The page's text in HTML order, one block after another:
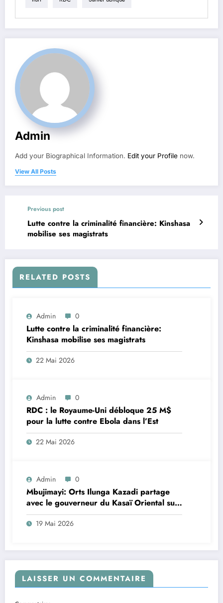
Admin
Add your Biographical Information. Edit your Profile now.
View All Posts
Previous post
Lutte contre la criminalité financière: Kinshasa
mobilise ses magistrats
RELATED POSTS
Admin 0
Lutte contre la criminalité financière:
Kinshasa mobilise ses magistrats
22 Mai 2026
Admin 0
RDC : le Royaume-Uni débloque 25 M$
pour la lutte contre Ebola dans l’Est
22 Mai 2026
Admin 0
Mbujimayi: Orts Ilunga Kazadi partage
avec le gouverneur du Kasaï Oriental sur
le changement de la constitution
19 Mai 2026
LAISSER UN COMMENTAIRE